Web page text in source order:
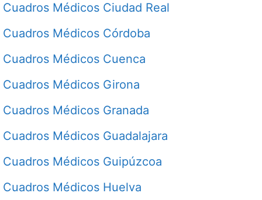
Cuadros Médicos Ciudad Real
Cuadros Médicos Córdoba
Cuadros Médicos Cuenca
Cuadros Médicos Girona
Cuadros Médicos Granada
Cuadros Médicos Guadalajara
Cuadros Médicos Guipúzcoa
Cuadros Médicos Huelva